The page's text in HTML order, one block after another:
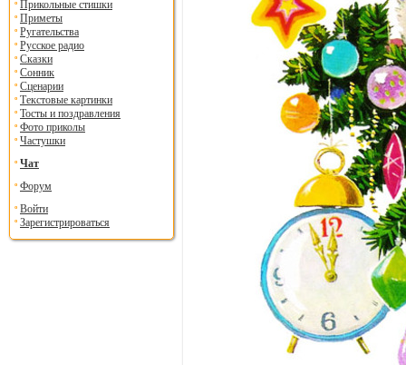
Прикольные стишки
Приметы
Ругательства
Русское радио
Сказки
Сонник
Сценарии
Текстовые картинки
Тосты и поздравления
Фото приколы
Частушки
Чат
Форум
Войти
Зарегистрироваться